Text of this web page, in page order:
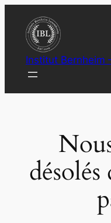
contenu
Institut Bernheim